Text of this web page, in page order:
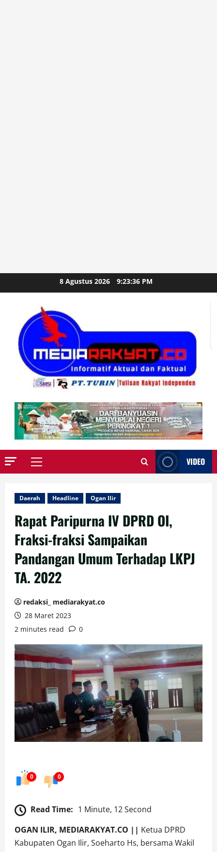
to
8 Agustus 2026 9:23:37 PM
Primary
VIDEO
Daerah Headline Ogan Ilir
Rapat Paripurna IV DPRD OI,
Fraksi-fraksi Sampaikan
Pandangan Umum Terhadap LKPJ
TA. 2022
redaksi_ mediarakyat.co
28 Maret 2023
2 minutes read
0
0 0
Read Time: 1 Minute, 12 Second
OGAN ILIR, MEDIARAKYAT.CO || Ketua DPRD
Kabupaten Ogan Ilir, Soeharto Hs, bersama Wakil